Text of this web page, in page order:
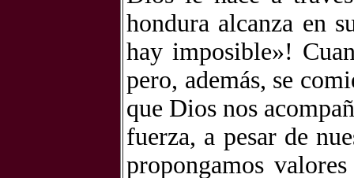
hondura alcanza en
hay imposible»!
pero, además, se
que Dios nos
fuerza, a pesar de
propongamos